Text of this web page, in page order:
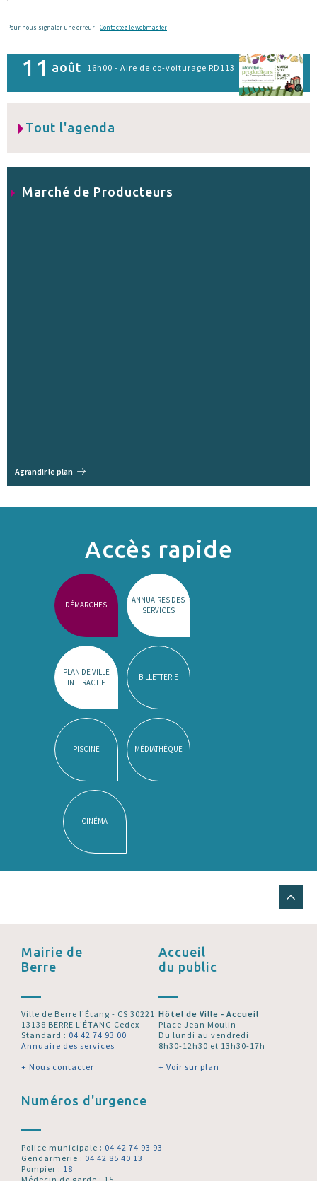
Pour nous signaler une erreur -Contactez le webmaster
11 août 16h00 - Aire de co-voiturage RD113
Tout l'agenda
Marché de Producteurs
Agrandir le plan
Accès rapide
DÉMARCHES
ANNUAIRES DES
SERVICES
PLAN DE VILLE
INTERACTIF
BILLETTERIE
PISCINE MÉDIATHÈQUE
CINÉMA
Mairie de
Berre
Ville de Berre l’Étang - CS 30221
13138 BERRE L'ÉTANG Cedex
Standard : 04 42 74 93 00
Annuaire des services
+ Nous contacter
Accueil
du public
Hôtel de Ville - Accueil
Place Jean Moulin
Du lundi au vendredi
8h30-12h30 et 13h30-17h
+ Voir sur plan
Numéros d'urgence
Police municipale : 04 42 74 93 93
Gendarmerie : 04 42 85 40 13
Pompier : 18